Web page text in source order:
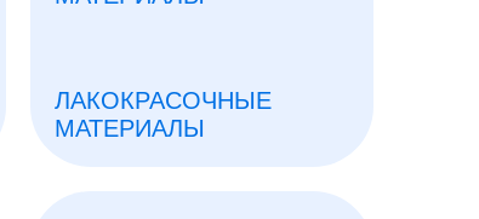
ЛАКОКРАСОЧНЫЕ
МАТЕРИАЛЫ